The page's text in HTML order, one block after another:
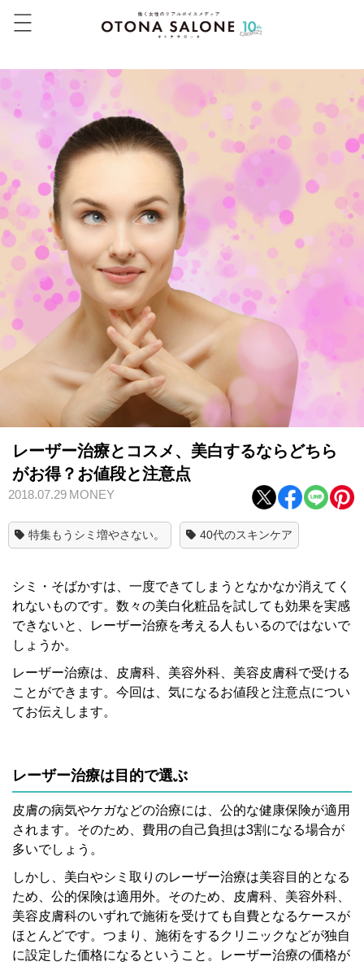
レーザー治療とコスメ、美白するならどちら
がお得？お値段と注意点
2018.07.29 MONEY
特集もうシミ増やさない。 40代のスキンケア
シミ・そばかすは、一度できてしまうとなかなか消えてく
れないものです。数々の美白化粧品を試しても効果を実感
できないと、レーザー治療を考える人もいるのではないで
しょうか。
レーザー治療は、皮膚科、美容外科、美容皮膚科で受ける
ことができます。今回は、気になるお値段と注意点につい
てお伝えします。
レーザー治療は目的で選ぶ
皮膚の病気やケガなどの治療には、公的な健康保険が適用
されます。そのため、費用の自己負担は3割になる場合が
多いでしょう。
しかし、美白やシミ取りのレーザー治療は美容目的となる
ため、公的保険は適用外。そのため、皮膚科、美容外科、
美容皮膚科のいずれで施術を受けても自費となるケースが
ほとんどです。つまり、施術をするクリニックなどが独自
に設定した価格になるということ。レーザー治療の価格が